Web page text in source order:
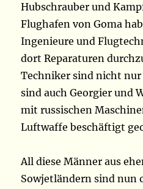
Hubschrauber und
Flughafen von Goma
Ingenieure und
dort Reparaturen
Techniker sind nicht
sind auch Georgier und
mit russischen
Luftwaffe beschäftigt
All diese Männer aus
Sowjetländern sind